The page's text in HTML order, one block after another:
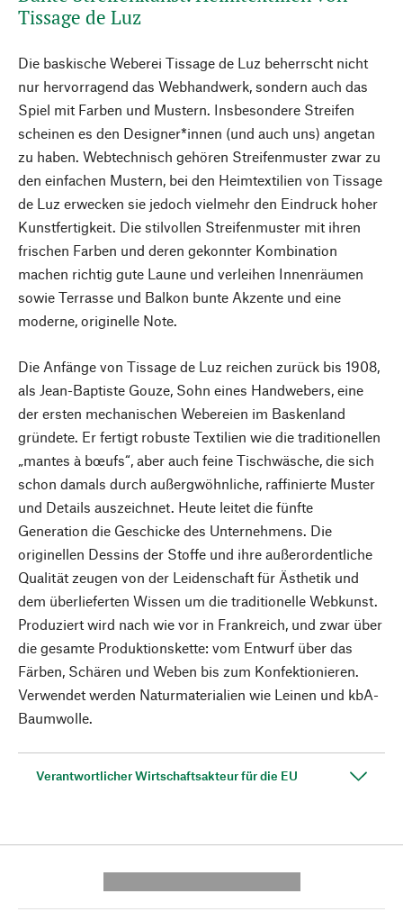
Tissage de Luz
Die baskische Weberei Tissage de Luz beherrscht nicht
nur hervorragend das Webhandwerk, sondern auch das
Spiel mit Farben und Mustern. Insbesondere Streifen
scheinen es den Designer*innen (und auch uns) angetan
zu haben. Webtechnisch gehören Streifenmuster zwar zu
den einfachen Mustern, bei den Heimtextilien von Tissage
de Luz erwecken sie jedoch vielmehr den Eindruck hoher
Kunstfertigkeit. Die stilvollen Streifenmuster mit ihren
frischen Farben und deren gekonnter Kombination
machen richtig gute Laune und verleihen Innenräumen
sowie Terrasse und Balkon bunte Akzente und eine
moderne, originelle Note.
Die Anfänge von Tissage de Luz reichen zurück bis 1908,
als Jean-Baptiste Gouze, Sohn eines Handwebers, eine
der ersten mechanischen Webereien im Baskenland
gründete. Er fertigt robuste Textilien wie die traditionellen
„mantes à bœufs“, aber auch feine Tischwäsche, die sich
schon damals durch außergwöhnliche, raffinierte Muster
und Details auszeichnet. Heute leitet die fünfte
Generation die Geschicke des Unternehmens. Die
originellen Dessins der Stoffe und ihre außerordentliche
Qualität zeugen von der Leidenschaft für Ästhetik und
dem überlieferten Wissen um die traditionelle Webkunst.
Produziert wird nach wie vor in Frankreich, und zwar über
die gesamte Produktionskette: vom Entwurf über das
Färben, Schären und Weben bis zum Konfektionieren.
Verwendet werden Naturmaterialien wie Leinen und kbA-
Baumwolle.
Verantwortlicher Wirtschaftsakteur für die EU